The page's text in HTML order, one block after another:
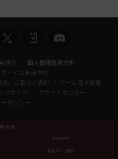
規約
個人情報処理方針
サービス利用規約
法」に基づく表記
ゲーム基本情報
ツガイド
サポートセンター
ポリシー
黒い砂漠
MMORPG
基本プレイ無料